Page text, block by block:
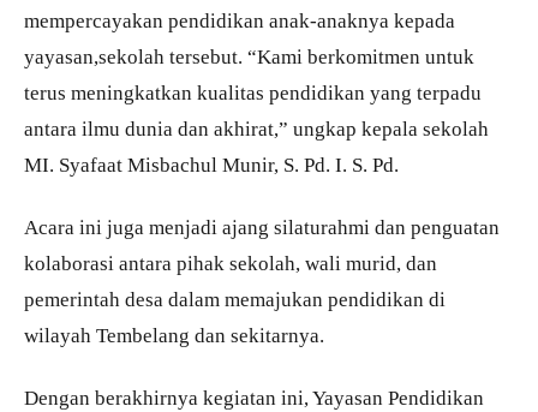
mempercayakan pendidikan anak-anaknya kepada
yayasan,sekolah tersebut. “Kami berkomitmen untuk
terus meningkatkan kualitas pendidikan yang terpadu
antara ilmu dunia dan akhirat,” ungkap kepala sekolah
MI. Syafaat Misbachul Munir, S. Pd. I. S. Pd.
Acara ini juga menjadi ajang silaturahmi dan penguatan
kolaborasi antara pihak sekolah, wali murid, dan
pemerintah desa dalam memajukan pendidikan di
wilayah Tembelang dan sekitarnya.
Dengan berakhirnya kegiatan ini, Yayasan Pendidikan